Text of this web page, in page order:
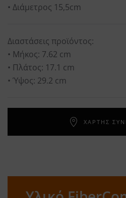
• Διάμετρος 15,5cm
Διαστάσεις προϊόντος:
• Μήκος: 7.62 cm
• Πλάτος: 17.1 cm
• Ύψος: 29.2 cm
ΧΑΡΤΗΣ